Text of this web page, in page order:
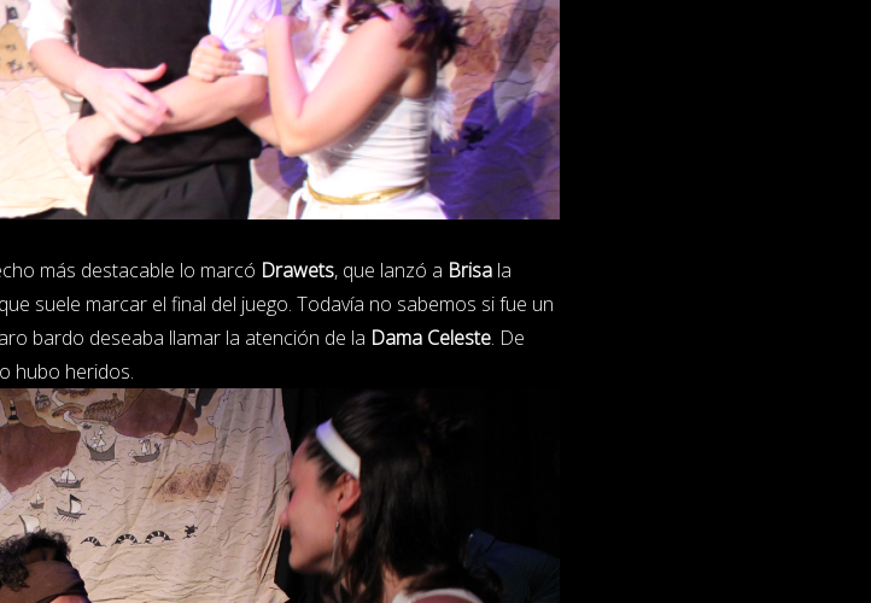
más destacable lo marcó Drawets, que lanzó a Brisa la
suele marcar el final del juego. Todavía no sabemos si fue un
bardo deseaba llamar la atención de la Dama Celeste. De
hubo heridos.